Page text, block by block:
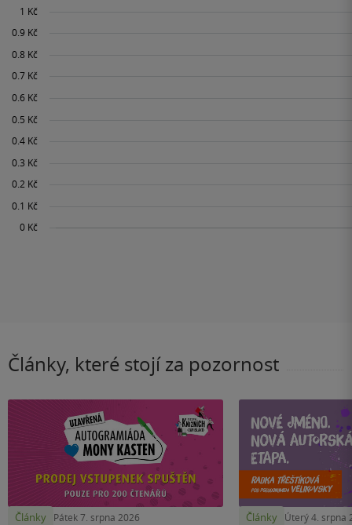
Články, které stojí za pozornost
Články Pátek 7. srpna 2026 Články Úterý 4. srpna